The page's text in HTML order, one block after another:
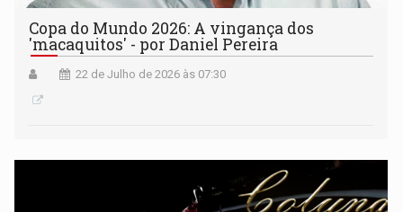
Copa do Mundo 2026: A vingança dos
'macaquitos' - por Daniel Pereira
22 de Julho de 2026 às 07:30